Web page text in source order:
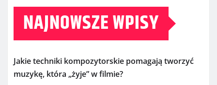
NAJNOWSZE WPISY
Jakie techniki kompozytorskie pomagają tworzyć
muzykę, która „żyje” w filmie?